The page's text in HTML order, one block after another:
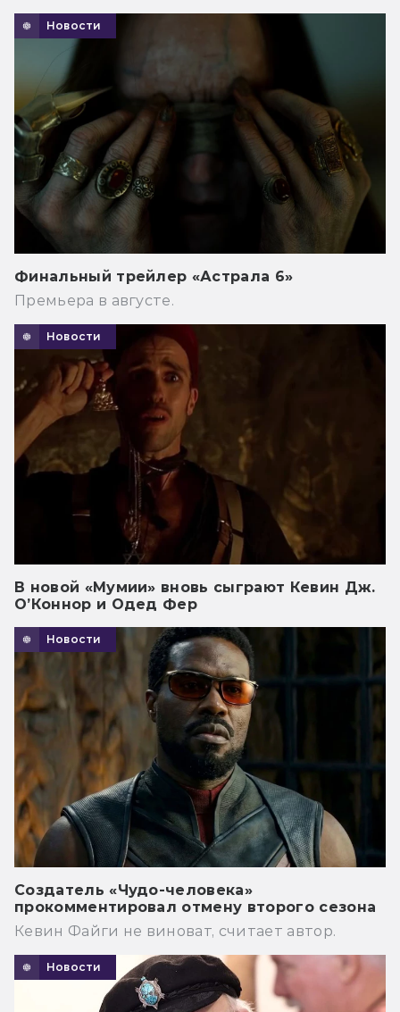
Новости
Финальный трейлер «Астрала 6»
Премьера в августе.
Новости
В новой «Мумии» вновь сыграют Кевин Дж.
О’Коннор и Одед Фер
Новости
Создатель «Чудо-человека»
прокомментировал отмену второго сезона
Кевин Файги не виноват, считает автор.
Новости